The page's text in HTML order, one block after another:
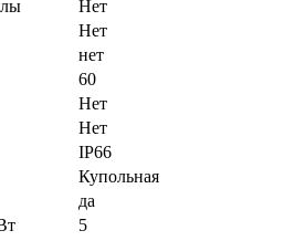
Нет
Нет
нет
60
Нет
Нет
IP66
Купольная
да
5